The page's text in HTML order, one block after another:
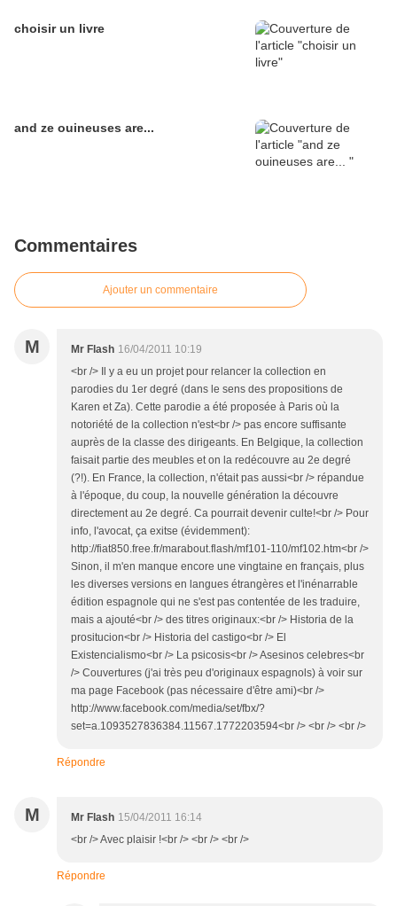
choisir un livre
and ze ouineuses are...
Commentaires
Ajouter un commentaire
M Mr Flash 16/04/2011 10:19
<br /> Il y a eu un projet pour relancer la collection en
parodies du 1er degré (dans le sens des propositions de
Karen et Za). Cette parodie a été proposée à Paris où la
notoriété de la collection n'est<br /> pas encore suffisante
auprès de la classe des dirigeants. En Belgique, la collection
faisait partie des meubles et on la redécouvre au 2e degré
(?!). En France, la collection, n'était pas aussi<br /> répandue
à l'époque, du coup, la nouvelle génération la découvre
directement au 2e degré. Ca pourrait devenir culte!<br /> Pour
info, l'avocat, ça exitse (évidemment):
http://fiat850.free.fr/marabout.flash/mf101-110/mf102.htm<br />
Sinon, il m'en manque encore une vingtaine en français, plus
les diverses versions en langues étrangères et l'inénarrable
édition espagnole qui ne s'est pas contentée de les traduire,
mais a ajouté<br /> des titres originaux:<br /> Historia de la
prositucion<br /> Historia del castigo<br /> El
Existencialismo<br /> La psicosis<br /> Asesinos celebres<br
/> Couvertures (j'ai très peu d'originaux espagnols) à voir sur
ma page Facebook (pas nécessaire d'être ami)<br />
http://www.facebook.com/media/set/fbx/?
set=a.1093527836384.11567.1772203594<br /> <br /> <br />
Répondre
M Mr Flash 15/04/2011 16:14
<br /> Avec plaisir !<br /> <br /> <br />
Répondre